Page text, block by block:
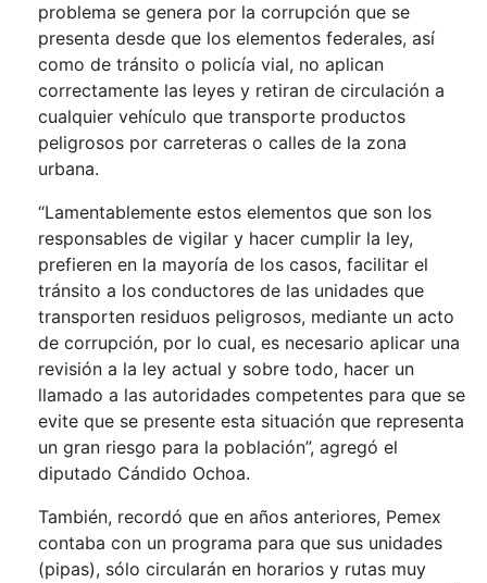
problema se genera por la corrupción que se
presenta desde que los elementos federales, así
como de tránsito o policía vial, no aplican
correctamente las leyes y retiran de circulación a
cualquier vehículo que transporte productos
peligrosos por carreteras o calles de la zona
urbana.
“Lamentablemente estos elementos que son los
responsables de vigilar y hacer cumplir la ley,
prefieren en la mayoría de los casos, facilitar el
tránsito a los conductores de las unidades que
transporten residuos peligrosos, mediante un acto
de corrupción, por lo cual, es necesario aplicar una
revisión a la ley actual y sobre todo, hacer un
llamado a las autoridades competentes para que se
evite que se presente esta situación que representa
un gran riesgo para la población”, agregó el
diputado Cándido Ochoa.
También, recordó que en años anteriores, Pemex
contaba con un programa para que sus unidades
(pipas), sólo circularán en horarios y rutas muy